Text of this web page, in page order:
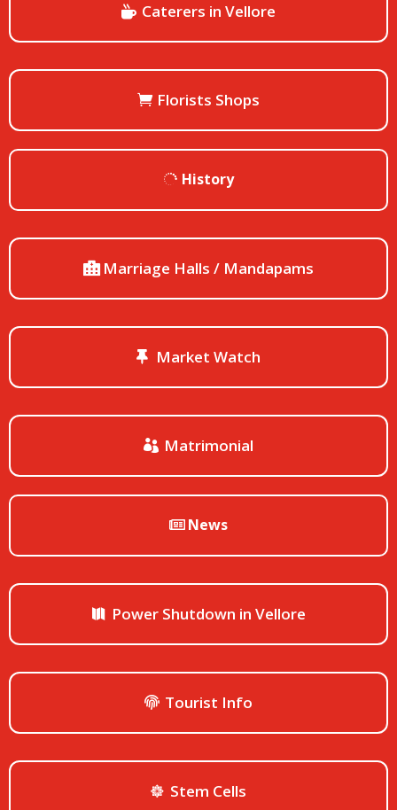
Caterers in Vellore
Florists Shops
History
Marriage Halls / Mandapams
Market Watch
Matrimonial
News
Power Shutdown in Vellore
Tourist Info
Stem Cells